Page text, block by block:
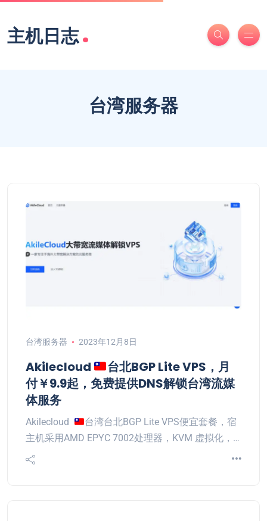
主机日志.
台湾服务器
台湾服务器 2023年12月8日
Akilecloud
台北BGP Lite VPS，月
付￥9.9起，免费提供DNS解锁台湾流媒
体服务
Akilecloud
台湾台北BGP Lite VPS便宜套餐，宿
主机采用AMD EPYC 7002处理器，KVM 虚拟化，…